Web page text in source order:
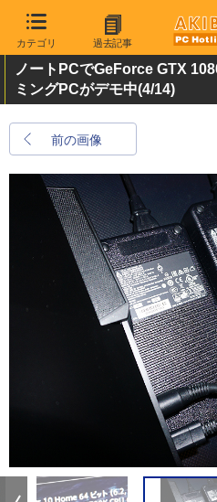
カテゴリ 過去記事
ノートPCでGeForce GTX
ミングPCがデモ中(4/14)
前の画像